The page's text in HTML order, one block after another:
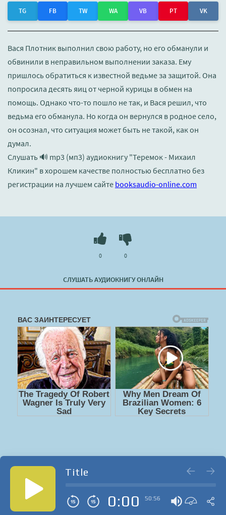
TG FB TW WA VB PT VK
Вася Плотник выполнил свою работу, но его обманули и
обвинили в неправильном выполнении заказа. Ему
пришлось обратиться к известной ведьме за защитой. Она
попросила десять яиц от черной курицы в обмен на
помощь. Однако что-то пошло не так, и Вася решил, что
ведьма его обманула. Но когда он вернулся в родное село,
он осознал, что ситуация может быть не такой, как он
думал.
Слушать 🔊 mp3 (мп3) аудиокнигу "Теремок - Михаил
Кликин" в хорошем качестве полностью бесплатно без
регистрации на лучшем сайте booksaudio-online.com
СЛУШАТЬ АУДИОКНИГУ ОНЛАЙН
0 0
Title
0:00 50:56